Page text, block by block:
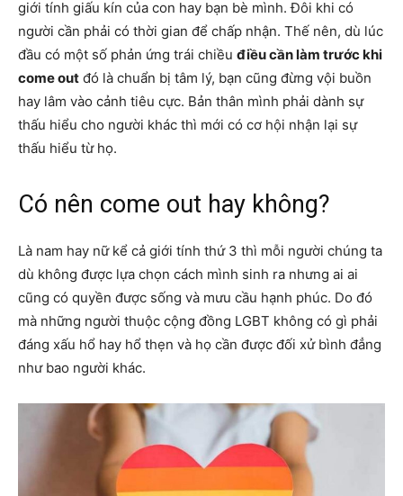
giới tính giấu kín của con hay bạn bè mình. Đôi khi có
người cần phải có thời gian để chấp nhận. Thế nên, dù lúc
đầu có một số phản ứng trái chiều điều cần làm trước khi
come out đó là chuẩn bị tâm lý, bạn cũng đừng vội buồn
hay lâm vào cảnh tiêu cực. Bản thân mình phải dành sự
thấu hiểu cho người khác thì mới có cơ hội nhận lại sự
thấu hiểu từ họ.
Có nên come out hay không?
Là nam hay nữ kể cả giới tính thứ 3 thì mỗi người chúng ta
dù không được lựa chọn cách mình sinh ra nhưng ai ai
cũng có quyền được sống và mưu cầu hạnh phúc. Do đó
mà những người thuộc cộng đồng LGBT không có gì phải
đáng xấu hổ hay hổ thẹn và họ cần được đối xử bình đẳng
như bao người khác.